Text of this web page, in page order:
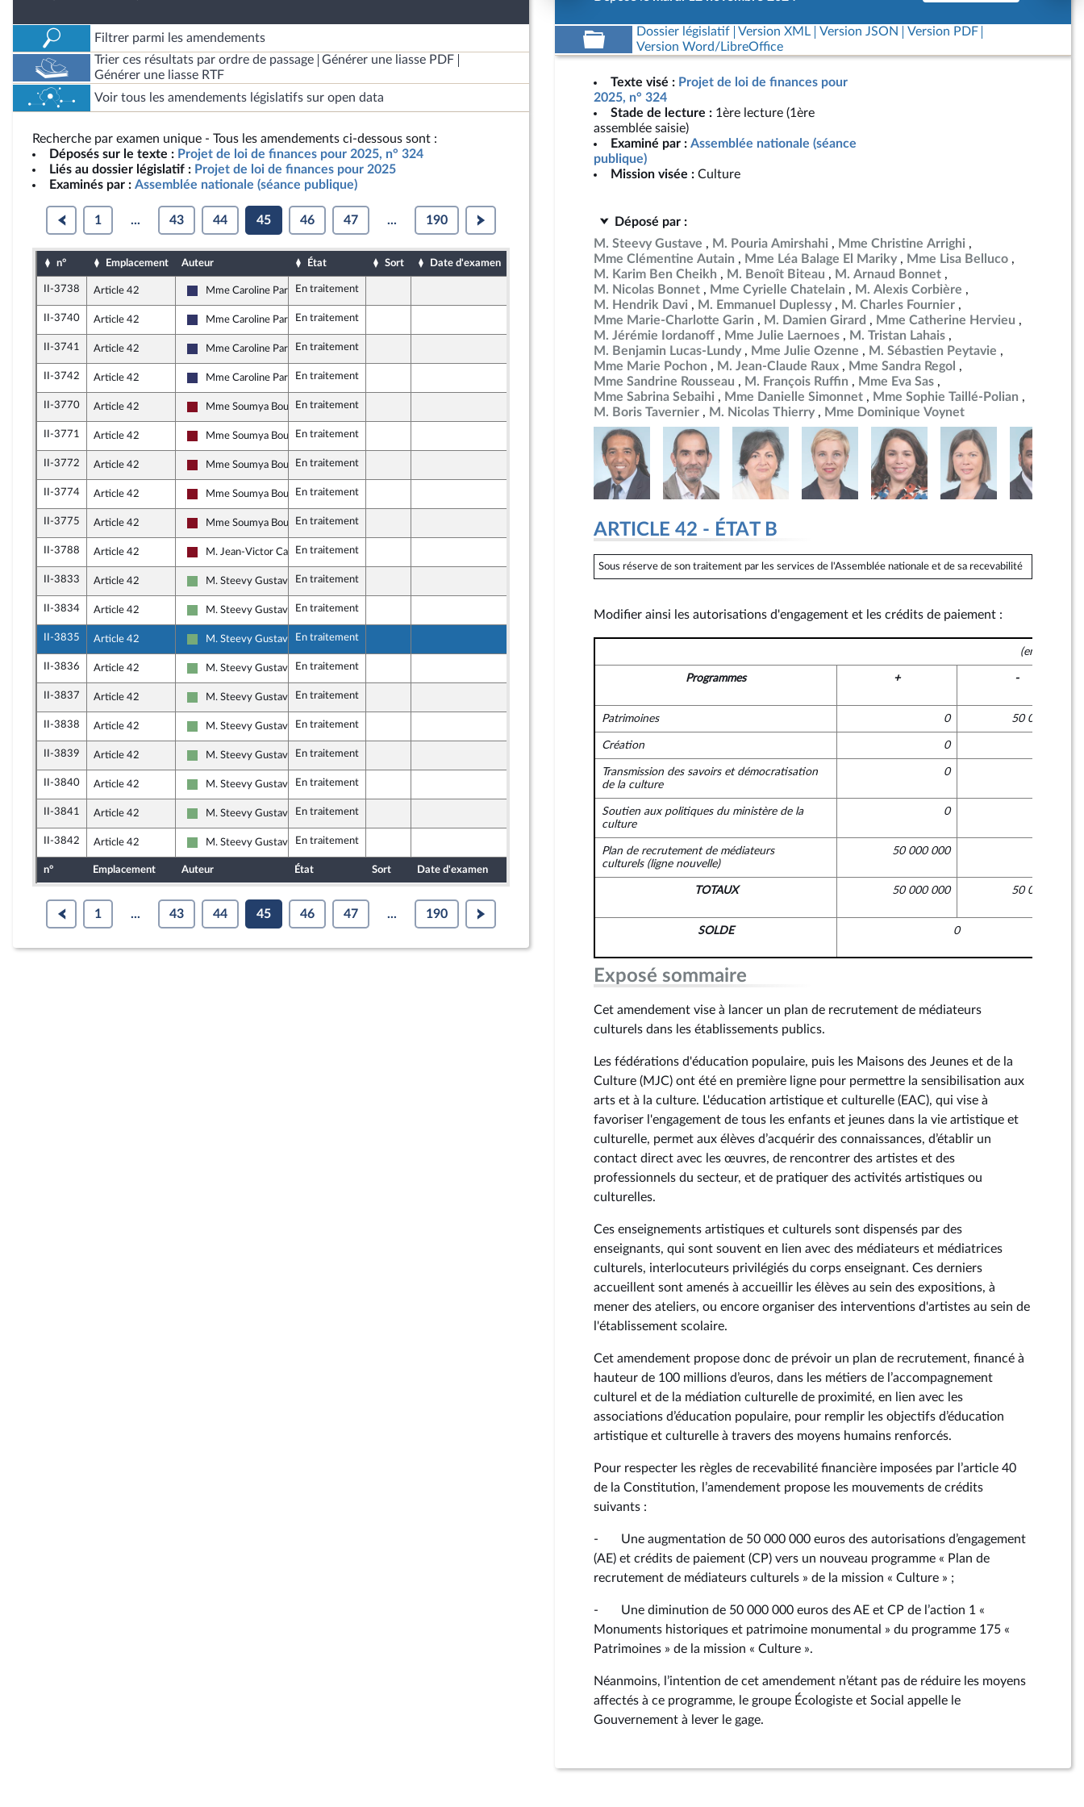
Filtrer parmi les amendements
Trier ces résultats par ordre de passage
Générer une liasse PDF
Générer une liasse RTF
Voir tous les amendements législatifs sur open data
Recherche par examen unique - Tous les amendements ci-dessous sont :
Déposés sur le texte : Projet de loi de finances pour 2025, n° 324
Liés au dossier législatif : Projet de loi de finances pour 2025
Examinés par : Assemblée nationale (séance publique)
1 ... 43 44 45 46 47 ... 190
n° Emplacement Auteur État Sort Date d'examen
II-3738 Article 42
Rassemblement National
Mme Caroline ParmentierEn traitement 12 novembre 2024
II-3740 Article 42
Rassemblement National
Mme Caroline ParmentierEn traitement 12 novembre 2024
II-3741 Article 42
Rassemblement National
Mme Caroline ParmentierEn traitement 12 novembre 2024
II-3742 Article 42
Rassemblement National
Mme Caroline ParmentierEn traitement 12 novembre 2024
II-3770 Article 42
Gauche Démocrate et Républicaine
Mme Soumya BourouahaEn traitement 12 novembre 2024
II-3771 Article 42
Gauche Démocrate et Républicaine
Mme Soumya BourouahaEn traitement
II-3772 Article 42
Gauche Démocrate et Républicaine
Mme Soumya BourouahaEn traitement 12 novembre 2024
II-3774 Article 42
Gauche Démocrate et Républicaine
Mme Soumya BourouahaEn traitement
II-3775 Article 42
Gauche Démocrate et Républicaine
Mme Soumya BourouahaEn traitement 12 novembre 2024
II-3788 Article 42
Gauche Démocrate et Républicaine
M. Jean-Victor CastorEn traitement
II-3833 Article 42
Écologiste et Social
M. Steevy Gustave En traitement 12 novembre 2024
II-3834 Article 42
Écologiste et Social
M. Steevy Gustave En traitement 12 novembre 2024
II-3835 Article 42
Écologiste et Social
M. Steevy Gustave En traitement 12 novembre 2024
II-3836 Article 42
Écologiste et Social
M. Steevy Gustave En traitement 12 novembre 2024
II-3837 Article 42
Écologiste et Social
M. Steevy Gustave En traitement
II-3838 Article 42
Écologiste et Social
M. Steevy Gustave En traitement 12 novembre 2024
II-3839 Article 42
Écologiste et Social
M. Steevy Gustave En traitement
II-3840 Article 42
Écologiste et Social
M. Steevy Gustave En traitement 12 novembre 2024
II-3841 Article 42
Écologiste et Social
M. Steevy Gustave En traitement 12 novembre 2024
II-3842 Article 42
Écologiste et Social
M. Steevy Gustave En traitement 12 novembre 2024
n° Emplacement Auteur État Sort Date d'examen
1 ... 43 44 45 46 47 ... 190
Dossier législatif Version XML Version JSON
Version PDF
Version Word/LibreOffice
Texte visé : Projet de loi de finances pour
2025, n° 324
Stade de lecture : 1ère lecture (1ère
assemblée saisie)
Examiné par : Assemblée nationale (séance
publique)
Mission visée : Culture
Déposé par :
M. Steevy Gustave
M. Pouria Amirshahi
Mme Christine Arrighi
Mme Clémentine Autain
Mme Léa Balage El Mariky
Mme Lisa Belluco
M. Karim Ben Cheikh
M. Benoît Biteau
M. Arnaud Bonnet
M. Nicolas Bonnet
Mme Cyrielle Chatelain
M. Alexis Corbière
M. Hendrik Davi
M. Emmanuel Duplessy
M. Charles Fournier
Mme Marie-Charlotte Garin
M. Damien Girard
Mme Catherine Hervieu
M. Jérémie Iordanoff
Mme Julie Laernoes
M. Tristan Lahais
M. Benjamin Lucas-Lundy
Mme Julie Ozenne
M. Sébastien Peytavie
Mme Marie Pochon
M. Jean-Claude Raux
Mme Sandra Regol
Mme Sandrine Rousseau
M. François Ruffin
Mme Eva Sas
Mme Sabrina Sebaihi
Mme Danielle Simonnet
Mme Sophie Taillé-Polian
M. Boris Tavernier
M. Nicolas Thierry Mme Dominique Voynet
ARTICLE 42 - ÉTAT B
Sous réserve de son traitement par les services de l'Assemblée nationale et de sa recevabilité
Modifier ainsi les autorisations d'engagement et les crédits de paiement :
(en euros)
Programmes + -
Patrimoines 0 50 000 000
Création 0
Transmission des savoirs et démocratisation
de la culture
0
Soutien aux politiques du ministère de la
culture
0
Plan de recrutement de médiateurs
culturels (ligne nouvelle)
50 000 000
TOTAUX 50 000 000 50 000 000
SOLDE 0
Exposé sommaire
Cet amendement vise à lancer un plan de recrutement de médiateurs
culturels dans les établissements publics.
Les fédérations d'éducation populaire, puis les Maisons des Jeunes et de la
Culture (MJC) ont été en première ligne pour permettre la sensibilisation aux
arts et à la culture. L'éducation artistique et culturelle (EAC), qui vise à
favoriser l'engagement de tous les enfants et jeunes dans la vie artistique et
culturelle, permet aux élèves d’acquérir des connaissances, d’établir un
contact direct avec les œuvres, de rencontrer des artistes et des
professionnels du secteur, et de pratiquer des activités artistiques ou
culturelles.
Ces enseignements artistiques et culturels sont dispensés par des
enseignants, qui sont souvent en lien avec des médiateurs et médiatrices
culturels, interlocuteurs privilégiés du corps enseignant. Ces derniers
accueillent sont amenés à accueillir les élèves au sein des expositions, à
mener des ateliers, ou encore organiser des interventions d'artistes au sein de
l'établissement scolaire.
Cet amendement propose donc de prévoir un plan de recrutement, financé à
hauteur de 100 millions d’euros, dans les métiers de l’accompagnement
culturel et de la médiation culturelle de proximité, en lien avec les
associations d’éducation populaire, pour remplir les objectifs d’éducation
artistique et culturelle à travers des moyens humains renforcés.
Pour respecter les règles de recevabilité financière imposées par l’article 40
de la Constitution, l’amendement propose les mouvements de crédits
suivants :
- Une augmentation de 50 000 000 euros des autorisations d’engagement
(AE) et crédits de paiement (CP) vers un nouveau programme « Plan de
recrutement de médiateurs culturels » de la mission « Culture » ;
- Une diminution de 50 000 000 euros des AE et CP de l’action 1 «
Monuments historiques et patrimoine monumental » du programme 175 «
Patrimoines » de la mission « Culture ».
Néanmoins, l’intention de cet amendement n’étant pas de réduire les moyens
affectés à ce programme, le groupe Écologiste et Social appelle le
Gouvernement à lever le gage.